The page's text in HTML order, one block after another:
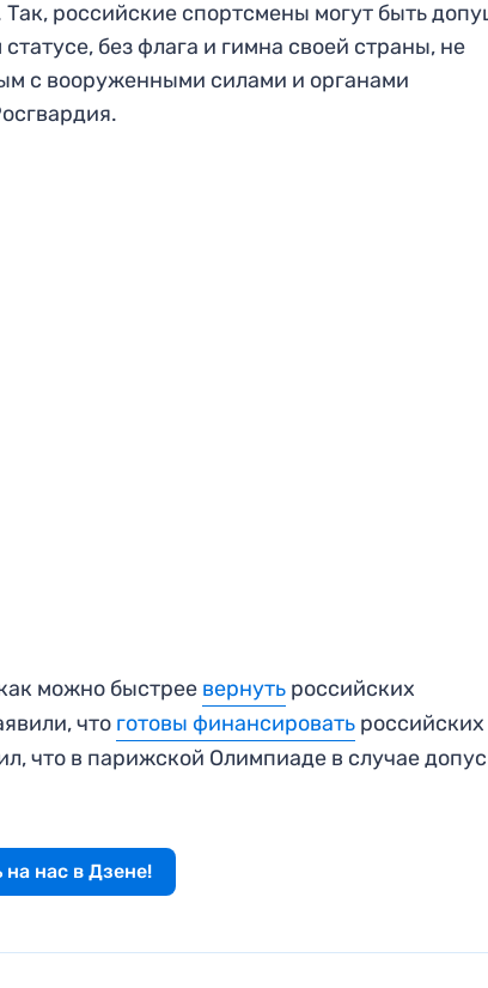
российские спортсмены могут быть
без флага и гимна своей страны, не
с вооруженными силами и органами
можно быстрее вернутьроссийских
что готовы финансироватьроссийских
что в парижской Олимпиаде в случае
нас в Дзене!